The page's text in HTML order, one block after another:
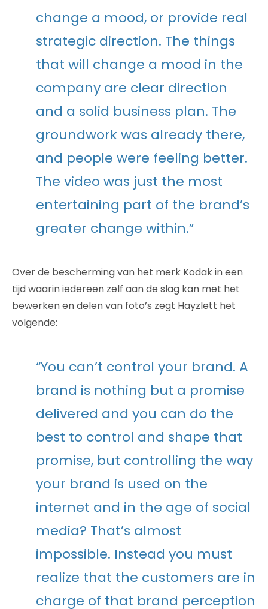
change a mood, or provide real
strategic direction. The things
that will change a mood in the
company are clear direction
and a solid business plan. The
groundwork was already there,
and people were feeling better.
The video was just the most
entertaining part of the brand’s
greater change within.”
Over de bescherming van het merk Kodak in een
tijd waarin iedereen zelf aan de slag kan met het
bewerken en delen van foto’s zegt Hayzlett het
volgende:
“You can’t control your brand. A
brand is nothing but a promise
delivered and you can do the
best to control and shape that
promise, but controlling the way
your brand is used on the
internet and in the age of social
media? That’s almost
impossible. Instead you must
realize that the customers are in
charge of that brand perception